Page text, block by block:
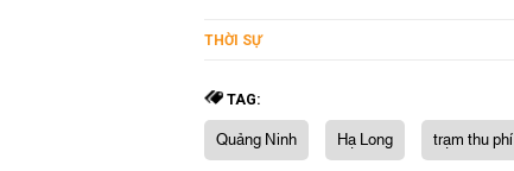
THỜI SỰ
TAG:
Quảng Ninh Hạ Long trạm thu phí